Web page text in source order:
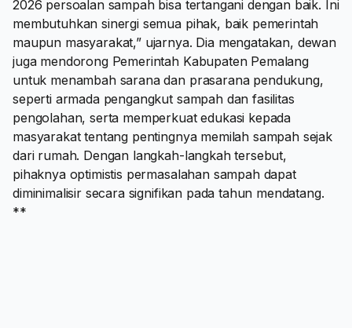
2026 persoalan sampah bisa tertangani dengan baik. Ini
membutuhkan sinergi semua pihak, baik pemerintah
maupun masyarakat,” ujarnya. Dia mengatakan, dewan
juga mendorong Pemerintah Kabupaten Pemalang
untuk menambah sarana dan prasarana pendukung,
seperti armada pengangkut sampah dan fasilitas
pengolahan, serta memperkuat edukasi kepada
masyarakat tentang pentingnya memilah sampah sejak
dari rumah. Dengan langkah-langkah tersebut,
pihaknya optimistis permasalahan sampah dapat
diminimalisir secara signifikan pada tahun mendatang.
**